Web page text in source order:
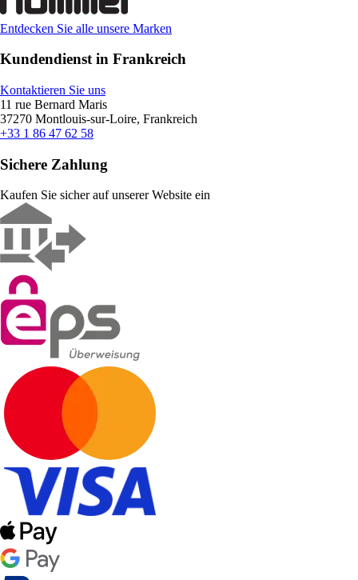
Entdecken Sie alle unsere Marken
Kundendienst in Frankreich
Kontaktieren Sie uns
11 rue Bernard Maris
37270 Montlouis-sur-Loire, Frankreich
+33 1 86 47 62 58
Sichere Zahlung
Kaufen Sie sicher auf unserer Website ein